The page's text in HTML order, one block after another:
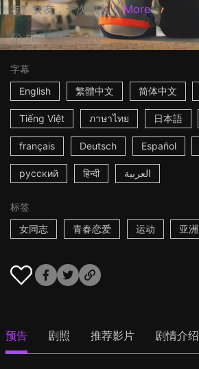
友、女友，一次拥有！ More
5m巴基斯坦2020
字幕
English
繁體中文 简体中文
Tiếng Việt ภาษาไทย 日本語
français Deutsch Español
русский हिन्दी العربية
标签
女同志
青春恋爱 运动 亚洲
预告 剧照 推荐影片 剧情介绍